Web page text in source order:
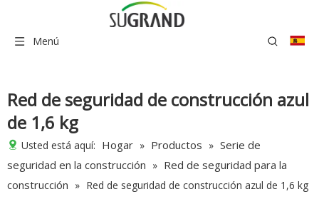
Menú
Red de seguridad de construcción azul
de 1,6 kg
Usted está aquí: Hogar » Productos » Serie de
seguridad en la construcción » Red de seguridad para la
construcción » Red de seguridad de construcción azul de 1,6 kg